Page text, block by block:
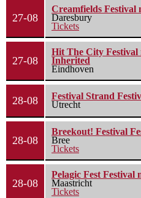
27-08
Creamfields Festival
Daresbury
Tickets
27-08
Hit The City Festival
Inherited
Eindhoven
28-08
Festival Strand
Utrecht
28-08
Breekout! Festival
Bree
Tickets
28-08
Pelagic Fest Festival
Maastricht
Tickets